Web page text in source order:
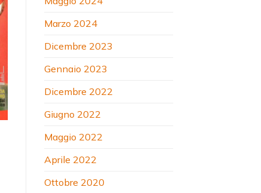
Marzo 2024
Dicembre 2023
Gennaio 2023
Dicembre 2022
Giugno 2022
Maggio 2022
Aprile 2022
Ottobre 2020